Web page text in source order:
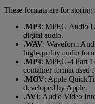
These formats are for
.MP3: MPEG Audio
digital audio.
.WAV: Waveform
high-quality audio
.MP4: MPEG-4 Part
container format used
.MOV: Apple
developed by Apple.
.AVI: Audio Video